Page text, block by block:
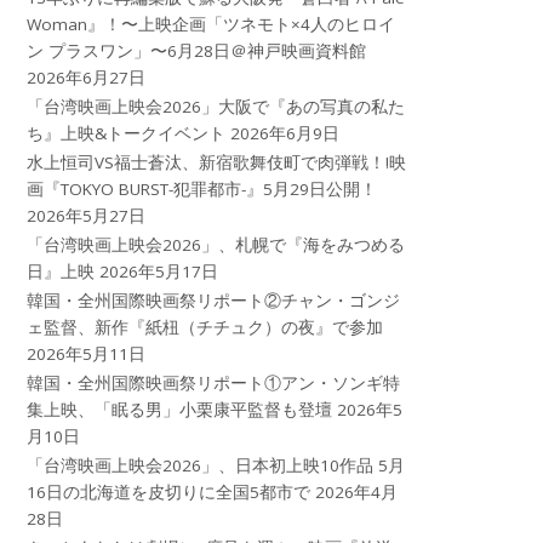
Woman』！〜上映企画「ツネモト×4人のヒロイ
ン プラスワン」〜6月28日＠神戸映画資料館
2026年6月27日
「台湾映画上映会2026」大阪で『あの写真の私た
ち』上映&トークイベント 2026年6月9日
水上恒司VS福士蒼汰、新宿歌舞伎町で肉弾戦！!映
画『TOKYO BURST-犯罪都市-』5月29日公開！
2026年5月27日
「台湾映画上映会2026」、札幌で『海をみつめる
日』上映 2026年5月17日
韓国・全州国際映画祭リポート②チャン・ゴンジ
ェ監督、新作『紙杻（チチュク）の夜』で参加
2026年5月11日
韓国・全州国際映画祭リポート①アン・ソンギ特
集上映、「眠る男」小栗康平監督も登壇 2026年5
月10日
「台湾映画上映会2026」、日本初上映10作品 5月
16日の北海道を皮切りに全国5都市で 2026年4月
28日